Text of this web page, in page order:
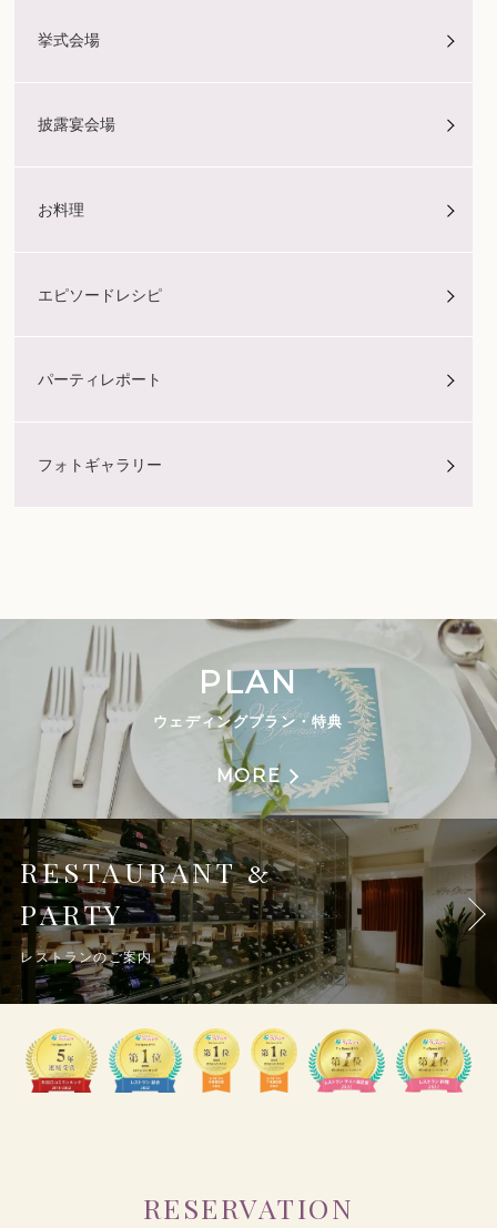
挙式会場
披露宴会場
お料理
エピソードレシピ
パーティレポート
フォトギャラリー
PLAN
ウェディングプラン・特典
MORE
RESTAURANT&
PARTY
レストランのご案内
RESERVATION